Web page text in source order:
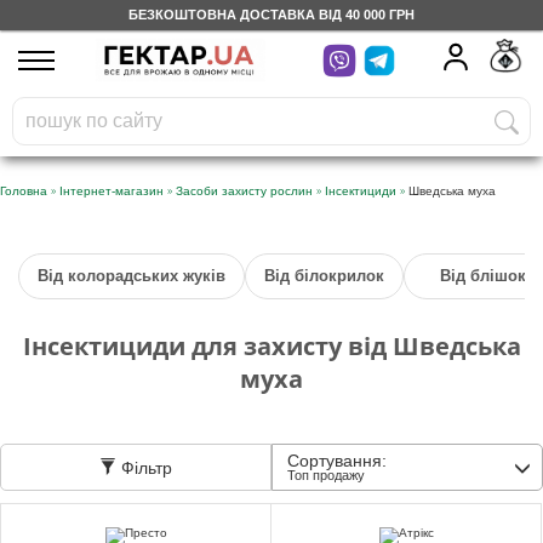
БЕЗКОШТОВНА ДОСТАВКА ВІД 40 000 ГРН
UA
На вашому
бонусному рахунку
грн
Безкоштовно по Україні
Категорії
Доставка
Головна » Інтернет-магазин » Засоби захисту рослин » Інсектициди » Шведська муха
Від колорадських жуків Від білокрилок Від блішок
Інсектициди для захисту від Шведська
муха
Фільтр Сортування:
Топ продажу